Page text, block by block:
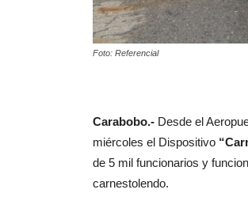
Foto: Referencial
Carabobo.- Desde el
miércoles el Dispositivo
de 5 mil funcionarios y
carnestolendo.